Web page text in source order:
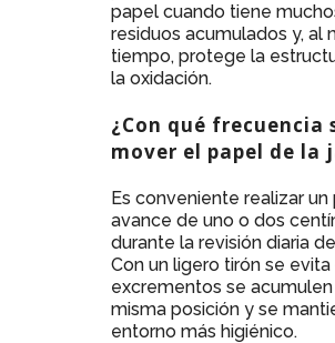
papel cuando tiene
residuos acumulados y, al
tiempo, protege la
la oxidación.
¿Con qué frecuencia
mover el papel de la
Es conveniente realizar
avance de uno o dos
durante la revisión diaria
Con un ligero tirón se
excrementos se
misma posición y se
entorno más higiénico.